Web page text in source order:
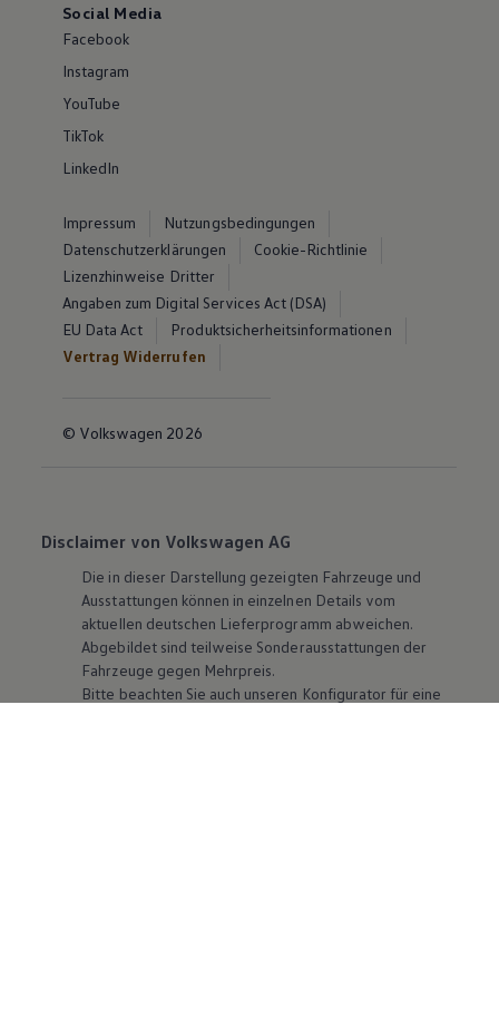
Social Media
Facebook
Instagram
YouTube
TikTok
LinkedIn
Impressum
Nutzungsbedingungen
Datenschutzerklärungen
Cookie-Richtlinie
Lizenzhinweise Dritter
Angaben zum Digital Services Act (DSA)
EU Data Act
Produktsicherheitsinformationen
Vertrag Widerrufen
© Volkswagen 2026
Disclaimer von Volkswagen AG
Die in dieser Darstellung gezeigten Fahrzeuge und
Ausstattungen können in einzelnen Details vom
aktuellen deutschen Lieferprogramm abweichen.
Abgebildet sind teilweise Sonderausstattungen der
Fahrzeuge gegen Mehrpreis.
Bitte beachten Sie auch unseren Konfigurator für eine